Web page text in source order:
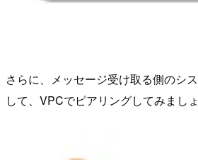
さらに、メッセージ受け取る側のシ
して、VPCでピアリングしてみましょ